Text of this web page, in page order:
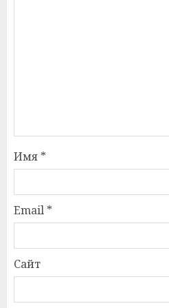
Имя *
Email *
Сайт